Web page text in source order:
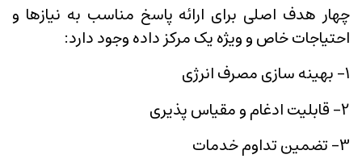
چهار هدف اصلی برای ارائه پاسخ مناسب به نیازها و
احتیاجات خاص و ویژه یک مرکز داده وجود دارد:
1- بهینه سازی مصرف انرژی
2- قابلیت ادغام و مقیاس پذیری
3- تضمین تداوم خدمات